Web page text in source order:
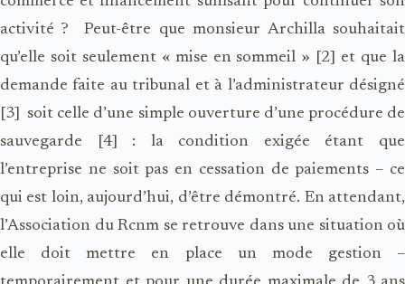
activité ?
Peut-être que monsieur Archilla souhaitait
qu’elle soit seulement « mise en sommeil » [2] et que la
demande faite au tribunal et à l’administrateur désigné
[3]
soit celle d’une simple ouverture d’une procédure de
sauvegarde [4] : la condition exigée étant que
l’entreprise ne soit pas en cessation de paiements – ce
qui est loin, aujourd’hui, d’être démontré. En attendant,
l’Association du Rcnm se retrouve dans une situation où
elle doit mettre en place un mode gestion –